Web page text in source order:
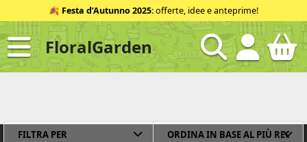
al
contenuto
ID
🍂 Festa d’Autunno 2025: offerte, idee e anteprime!
FloralGarden
FILTRA PER